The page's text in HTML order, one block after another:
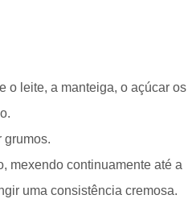
o leite, a manteiga, o açúcar os
grumos.
mexendo continuamente até a
uma consistência cremosa.